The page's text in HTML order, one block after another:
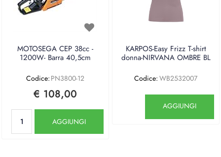
MOTOSEGA CEP 38cc -
1200W- Barra 40,5cm
Codice: PN3800-12
€ 108,00
AGGIUNGI
KARPOS-Easy Frizz T-shirt
donna-NIRVANA OMBRE BL
Codice: WB2532007
AGGIUNGI